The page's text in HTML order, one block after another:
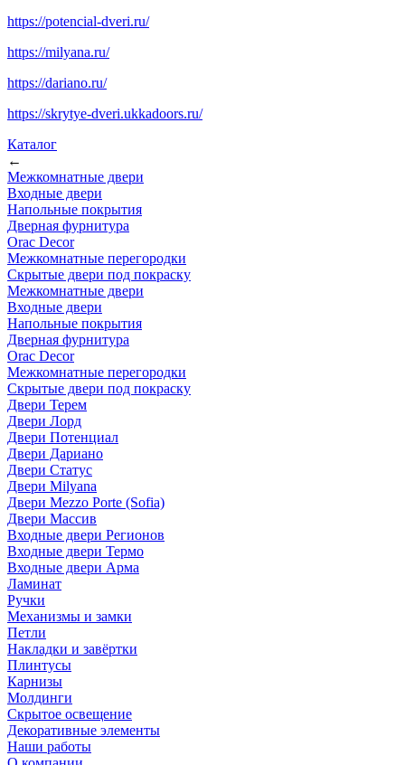
https://potencial-dveri.ru/
https://milyana.ru/
https://dariano.ru/
https://skrytye-dveri.ukkadoors.ru/
Каталог
←
Межкомнатные двери
Входные двери
Напольные покрытия
Дверная фурнитура
Orac Decor
Межкомнатные перегородки
Скрытые двери под покраскy
Межкомнатные двери
Входные двери
Напольные покрытия
Дверная фурнитура
Orac Decor
Межкомнатные перегородки
Скрытые двери под покраскy
Двери Терем
Двери Лорд
Двери Потенциал
Двери Дариано
Двери Статус
Двери Milyana
Двери Mezzo Porte (Sofia)
Двери Массив
Входные двери Регионов
Входные двери Термо
Входные двери Арма
Ламинат
Ручки
Механизмы и замки
Петли
Накладки и завёртки
Плинтусы
Карнизы
Молдинги
Скрытое освещение
Декоративные элементы
Наши работы